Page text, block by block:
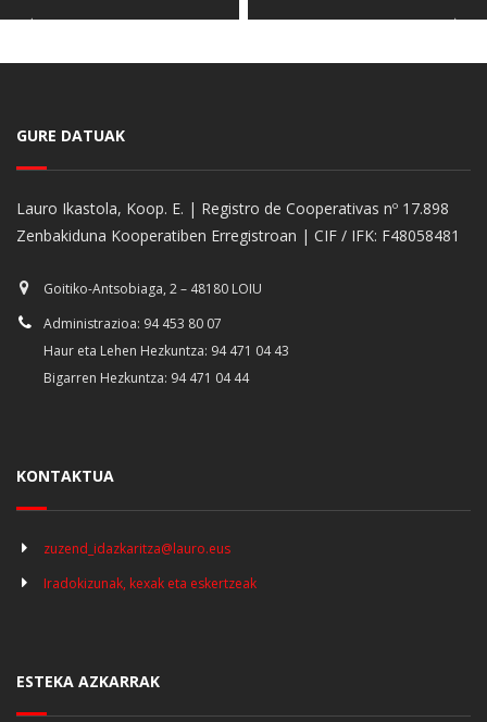
GURE DATUAK
Lauro Ikastola, Koop. E. | Registro de Cooperativas nº 17.898
Zenbakiduna Kooperatiben Erregistroan | CIF / IFK: F48058481
Goitiko-Antsobiaga, 2 – 48180 LOIU
Administrazioa: 94 453 80 07
Haur eta Lehen Hezkuntza: 94 471 04 43
Bigarren Hezkuntza: 94 471 04 44
KONTAKTUA
zuzend_idazkaritza@lauro.eus
Iradokizunak, kexak eta eskertzeak
ESTEKA AZKARRAK